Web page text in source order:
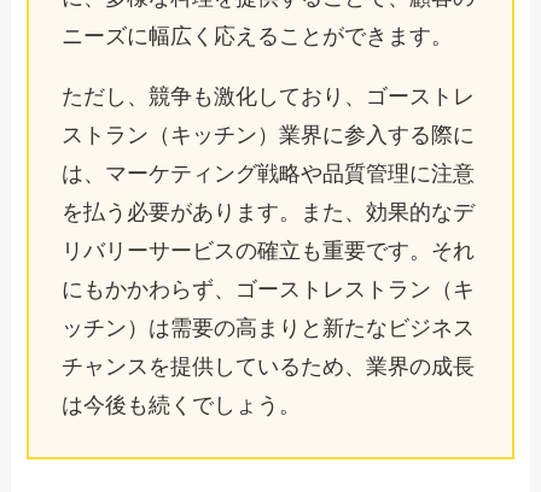
ニーズに幅広く応えることができます。
ただし、競争も激化しており、ゴーストレ
ストラン（キッチン）業界に参入する際に
は、マーケティング戦略や品質管理に注意
を払う必要があります。また、効果的なデ
リバリーサービスの確立も重要です。それ
にもかかわらず、ゴーストレストラン（キ
ッチン）は需要の高まりと新たなビジネス
チャンスを提供しているため、業界の成長
は今後も続くでしょう。